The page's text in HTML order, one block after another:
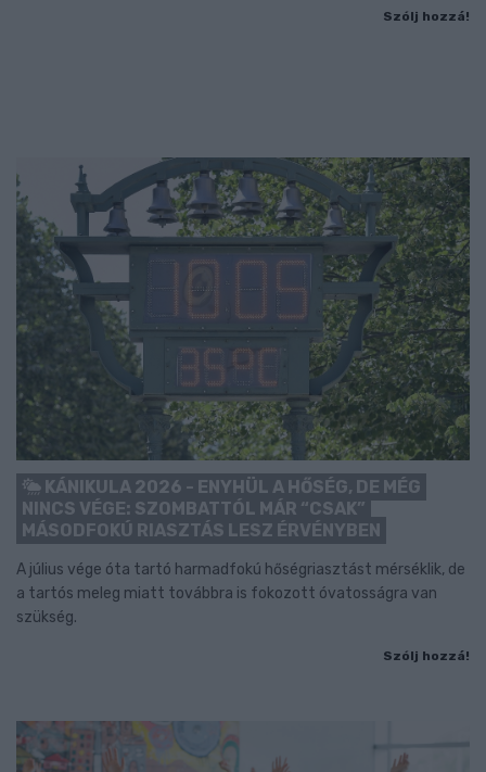
Szólj hozzá!
KÁNIKULA 2026 - ENYHÜL A HŐSÉG, DE MÉG
NINCS VÉGE: SZOMBATTÓL MÁR “CSAK”
MÁSODFOKÚ RIASZTÁS LESZ ÉRVÉNYBEN
A július vége óta tartó harmadfokú hőségriasztást mérséklik, de
a tartós meleg miatt továbbra is fokozott óvatosságra van
szükség.
Szólj hozzá!